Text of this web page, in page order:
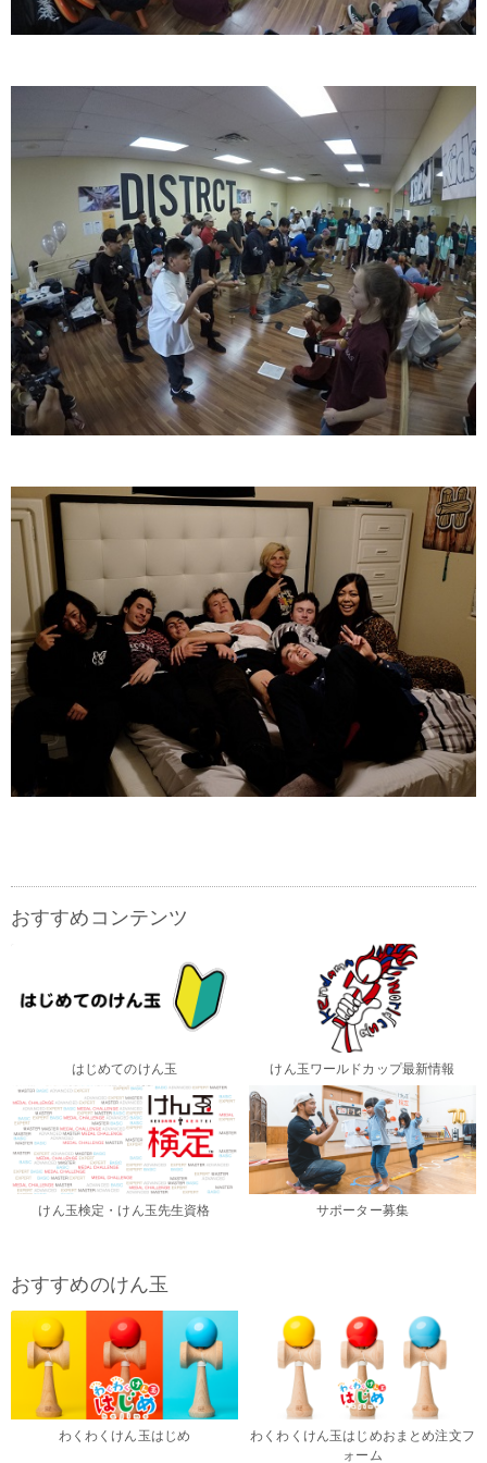
おすすめコンテンツ
はじめてのけん玉 けん玉ワールドカップ最新情報
けん玉検定・けん玉先生資格 サポーター募集
おすすめのけん玉
わくわくけん玉はじめ
わくわくけん玉はじめおまとめ注文フ
ォーム